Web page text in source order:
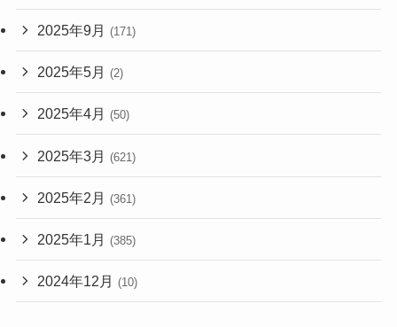
2025年9月 (171)
2025年5月 (2)
2025年4月 (50)
2025年3月 (621)
2025年2月 (361)
2025年1月 (385)
2024年12月 (10)